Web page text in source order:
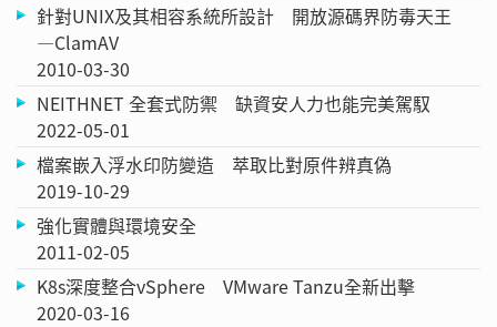
針對UNIX及其相容系統所設計 開放源碼界防毒天王
—ClamAV
2010-03-30
NEITHNET 全套式防禦 缺資安人力也能完美駕馭
2022-05-01
檔案嵌入浮水印防變造 萃取比對原件辨真偽
2019-10-29
強化實體與環境安全
2011-02-05
K8s深度整合vSphere VMware Tanzu全新出擊
2020-03-16